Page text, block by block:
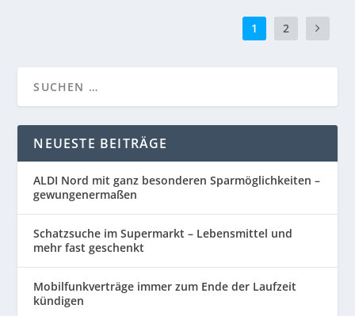
1 2
NEUESTE BEITRÄGE
ALDI Nord mit ganz besonderen Sparmöglichkeiten –
gewungenermaßen
Schatzsuche im Supermarkt – Lebensmittel und
mehr fast geschenkt
Mobilfunkverträge immer zum Ende der Laufzeit
kündigen